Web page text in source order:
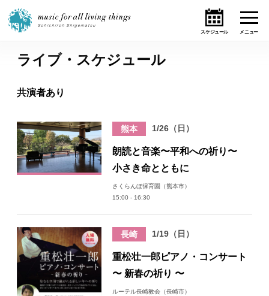
ホーム
ニュース
テーマ
ライブ・スケジュール
ギャラリー
日々のレポート
ライブ・スケジュール
共演者あり
熊本 1/26（日）
朗読と音楽〜平和への祈り〜
小さき命とともに
さくらんぼ保育園（熊本市）
15:00 - 16:30
長崎 1/19（日）
重松壮一郎ピアノ・コンサート
〜 新春の祈り 〜
ルーテル長崎教会（長崎市）